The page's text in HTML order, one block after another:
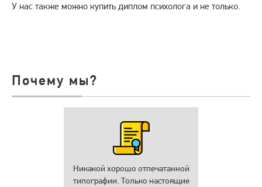
У нас также можно купить диплом психолога и не только.
Почему мы?
Никакой хорошо отпечатанной
типографии. Только настоящие